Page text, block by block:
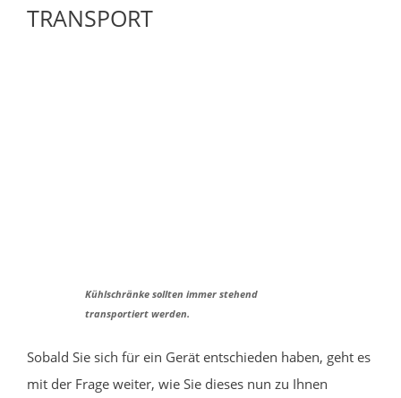
TRANSPORT
Kühlschränke sollten immer stehend
transportiert werden.
Sobald Sie sich für ein Gerät entschieden haben, geht es
mit der Frage weiter, wie Sie dieses nun zu Ihnen